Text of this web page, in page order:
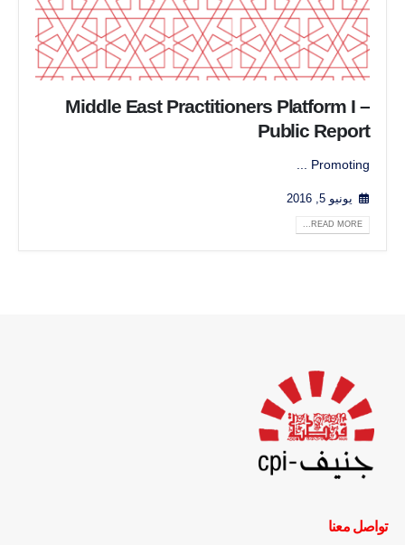
Middle East Practitioners Platform I –
Public Report
Promoting ...
يونيو 5, 2016
READ MORE...
تواصل معنا